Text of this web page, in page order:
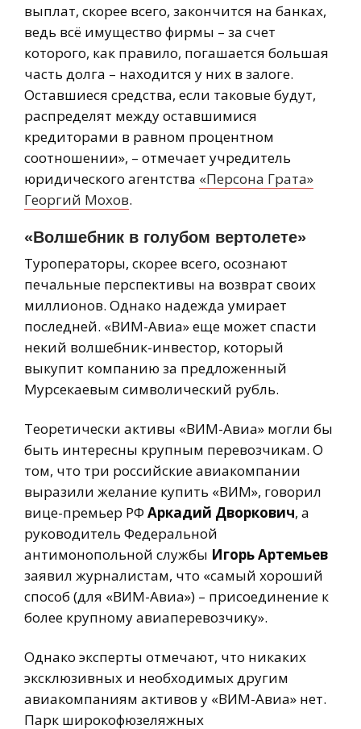
выплат, скорее всего, закончится на банках,
ведь всё имущество фирмы – за счет
которого, как правило, погашается большая
часть долга – находится у них в залоге.
Оставшиеся средства, если таковые будут,
распределят между оставшимися
кредиторами в равном процентном
соотношении», – отмечает учредитель
юридического агентства «Персона Грата»
Георгий Мохов.
«Волшебник в голубом вертолете»
Туроператоры, скорее всего, осознают
печальные перспективы на возврат своих
миллионов. Однако надежда умирает
последней. «ВИМ-Авиа» еще может спасти
некий волшебник-инвестор, который
выкупит компанию за предложенный
Мурсекаевым символический рубль.
Теоретически активы «ВИМ-Авиа» могли бы
быть интересны крупным перевозчикам. О
том, что три российские авиакомпании
выразили желание купить «ВИМ», говорил
вице-премьер РФ Аркадий Дворкович, а
руководитель Федеральной
антимонопольной службы Игорь Артемьев
заявил журналистам, что «самый хороший
способ (для «ВИМ-Авиа») – присоединение к
более крупному авиаперевозчику».
Однако эксперты отмечают, что никаких
эксклюзивных и необходимых другим
авиакомпаниям активов у «ВИМ-Авиа» нет.
Парк широкофюзеляжных